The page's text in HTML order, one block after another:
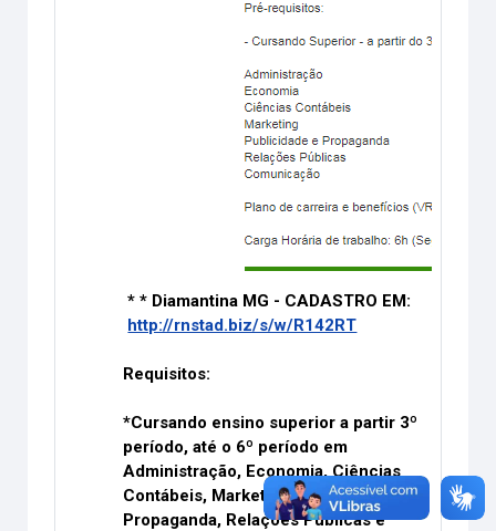
* * Diamantina MG - CADASTRO EM:
http://rnstad.biz/s/w/R142RT
Requisitos:
*Cursando ensino superior a partir 3º
período, até o 6º período em
Administração, Economia, Ciências
Contábeis, Marketing, Publicidade e
Propaganda, Relações Públicas e